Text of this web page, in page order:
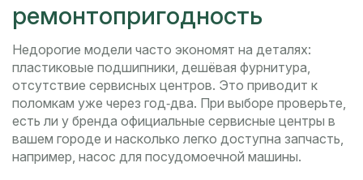
ремонтопригодность
Недорогие модели часто экономят на деталях:
пластиковые подшипники, дешёвая фурнитура,
отсутствие сервисных центров. Это приводит к
поломкам уже через год‑два. При выборе проверьте,
есть ли у бренда официальные сервисные центры в
вашем городе и насколько легко доступна запчасть,
например, насос для посудомоечной машины.